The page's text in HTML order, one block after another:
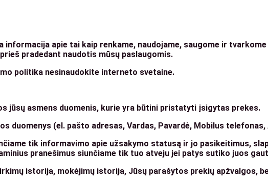
apie tai kaip renkame, naudojame, saugome ir
pradedant naudotis mūsų paslaugomis.
politika nesinaudokite interneto svetaine.
jūsų asmens duomenis, kurie yra būtini pristatyti įsigytas prekes.
duomenys (el. pašto adresas, Vardas, Pavardė, Mobilus
tik informavimo apie užsakymo statusą ir jo pasikeitimus,
pranešimus siunčiame tik tuo atveju jei patys sutiko juos
istorija, mokėjimų istorija, Jūsų parašytos prekių apžvalgos,